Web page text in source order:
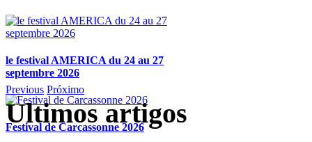
le festival AMERICA du 24 au 27
septembre 2026
Festival de Carcassonne 2026
Previous Próximo
Ultimos artigos